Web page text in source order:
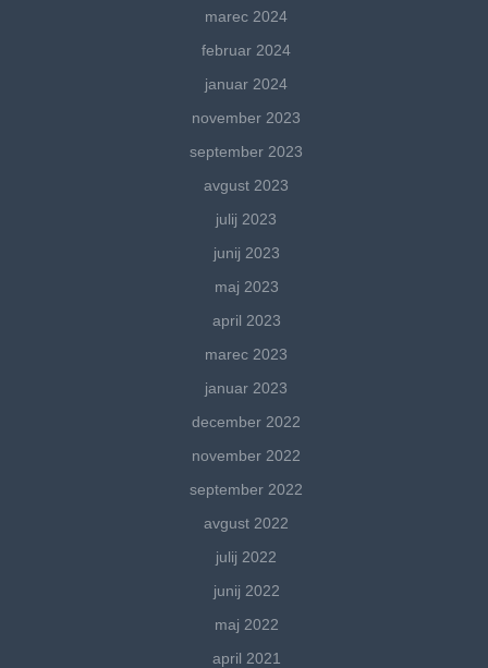
marec 2024
februar 2024
januar 2024
november 2023
september 2023
avgust 2023
julij 2023
junij 2023
maj 2023
april 2023
marec 2023
januar 2023
december 2022
november 2022
september 2022
avgust 2022
julij 2022
junij 2022
maj 2022
april 2021